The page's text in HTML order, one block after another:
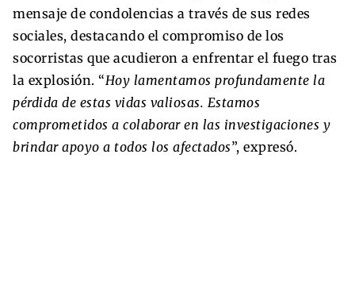
mensaje de condolencias a través de sus redes
sociales, destacando el compromiso de los
socorristas que acudieron a enfrentar el fuego tras
la explosión. “Hoy lamentamos profundamente la
pérdida de estas vidas valiosas. Estamos
comprometidos a colaborar en las investigaciones y
brindar apoyo a todos los afectados”, expresó.